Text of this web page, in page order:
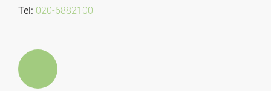
Tel: 020-6882100